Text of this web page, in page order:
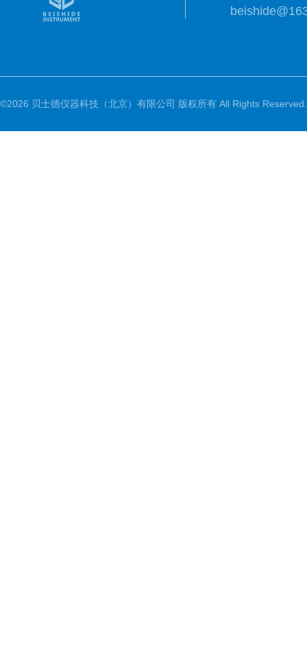
©2026 贝士德仪器科技（北京）有限公司 版权所有 All Rights Reserved.